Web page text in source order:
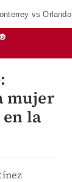
vs Orlando
mujer
la